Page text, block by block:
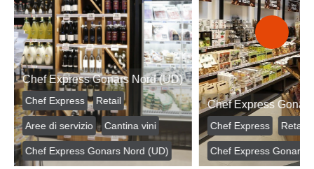
Chef Express Gonars Nord (UD)
Chef Express Retail
Aree di servizio Cantina vini
Chef Express Gonars Nord (UD)
Chef Express
Chef Express Retail
Chef Express Gonars